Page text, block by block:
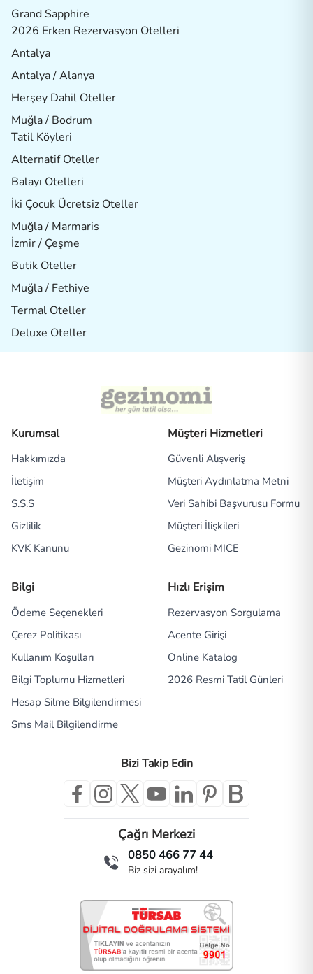
Grand Sapphire
2026 Erken Rezervasyon Otelleri
Antalya
Antalya / Alanya
Herşey Dahil Oteller
Muğla / Bodrum
Tatil Köyleri
Alternatif Oteller
Balayı Otelleri
İki Çocuk Ücretsiz Oteller
Muğla / Marmaris
İzmir / Çeşme
Butik Oteller
Muğla / Fethiye
Termal Oteller
Deluxe Oteller
Kurumsal
Hakkımızda
İletişim
S.S.S
Gizlilik
KVK Kanunu
Müşteri Hizmetleri
Güvenli Alışveriş
Müşteri Aydınlatma Metni
Veri Sahibi Başvurusu Formu
Müşteri İlişkileri
Gezinomi MICE
Bilgi
Ödeme Seçenekleri
Çerez Politikası
Kullanım Koşulları
Bilgi Toplumu Hizmetleri
Hesap Silme Bilgilendirmesi
Sms Mail Bilgilendirme
Hızlı Erişim
Rezervasyon Sorgulama
Acente Girişi
Online Katalog
2026 Resmi Tatil Günleri
Bizi Takip Edin
Çağrı Merkezi
0850 466 77 44
Biz sizi arayalım!